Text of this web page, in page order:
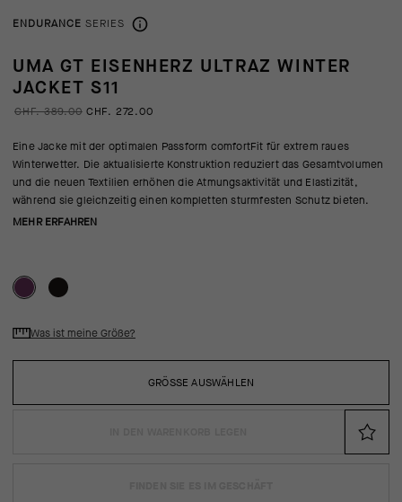
ENDURANCE SERIES
UMA GT EISENHERZ ULTRAZ WINTER
JACKET S11
CHF. 389.00 CHF. 272.00
Eine Jacke mit der optimalen Passform comfortFit für extrem raues
Winterwetter. Die aktualisierte Konstruktion reduziert das Gesamtvolumen
und die neuen Textilien erhöhen die Atmungsaktivität und Elastizität,
während sie gleichzeitig einen kompletten sturmfesten Schutz bieten.
MEHR ERFAHREN
GRÖSSE AUSWÄHLEN
Was ist meine Größe?